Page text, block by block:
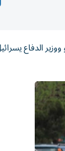
الدفاع